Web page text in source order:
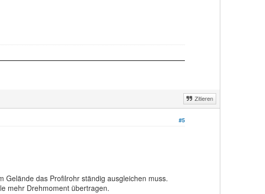
Zitieren
#5
Gelände das Profilrohr ständig ausgleichen muss.
mehr Drehmoment übertragen.